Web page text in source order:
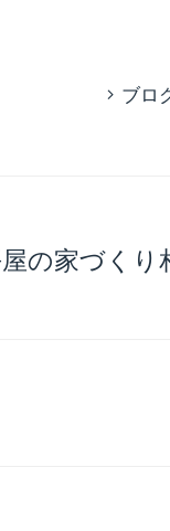
ブロ
の家づくり